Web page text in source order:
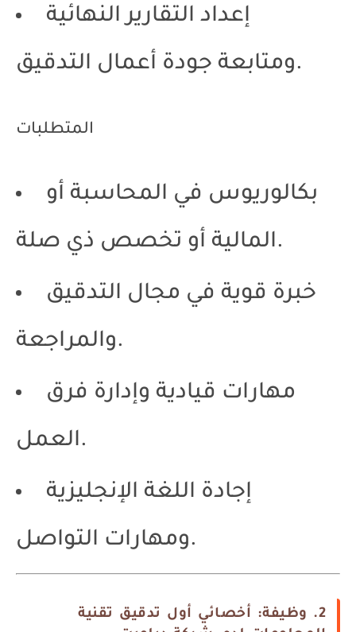
إعداد التقارير النهائية
ومتابعة جودة أعمال التدقيق.
المتطلبات
بكالوريوس في المحاسبة أو
المالية أو تخصص ذي صلة.
خبرة قوية في مجال التدقيق
والمراجعة.
مهارات قيادية وإدارة فرق
العمل.
إجادة اللغة الإنجليزية
ومهارات التواصل.
2. وظيفة: أخصائي أول تدقيق تقنية